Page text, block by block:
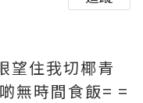
望住我切椰青
無時間食飯= =